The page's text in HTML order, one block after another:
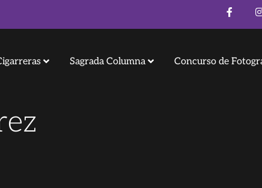
Sagrada Columna Concurso de